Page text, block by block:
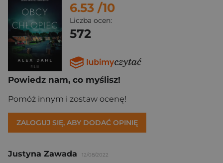
6.53 /10
Liczba ocen:
572
Powiedz nam, co myślisz!
Pomóż innym i zostaw ocenę!
ZALOGUJ SIĘ, ABY DODAĆ OPINIĘ
Justyna Zawada 12/08/2022